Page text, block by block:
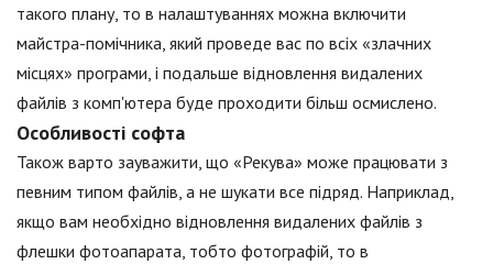
такого плану, то в налаштуваннях можна включити
майстра-помічника, який проведе вас по всіх «злачних
місцях» програми, і подальше відновлення видалених
файлів з комп'ютера буде проходити більш осмислено.
Особливості софта
Також варто зауважити, що «Рекува» може працювати з
певним типом файлів, а не шукати все підряд. Наприклад,
якщо вам необхідно відновлення видалених файлів з
флешки фотоапарата, тобто фотографій, то в